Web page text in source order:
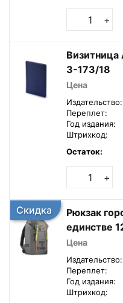
+
Визитница
3-173/18
Цена
Издательство:
Переплет:
Год издания:
Штрихкод:
Остаток:
+
Скидка
Рюкзак
единстве
Цена
Издательство:
Переплет:
Год издания:
Штрихкод: